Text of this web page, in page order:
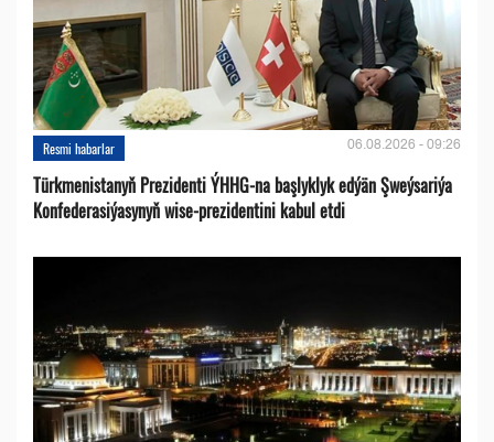
Resmi habarlar 06.08.2026 - 09:26
Türkmenistanyň Prezidenti ÝHHG-na başlyklyk edýän Şweýsariýa
Konfederasiýasynyň wise-prezidentini kabul etdi